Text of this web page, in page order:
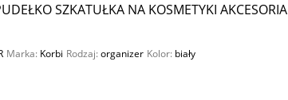
SZKATUŁKA NA KOSMETYKI AKCESORIA
Marka: Korbi Rodzaj:organizer Kolor: biały